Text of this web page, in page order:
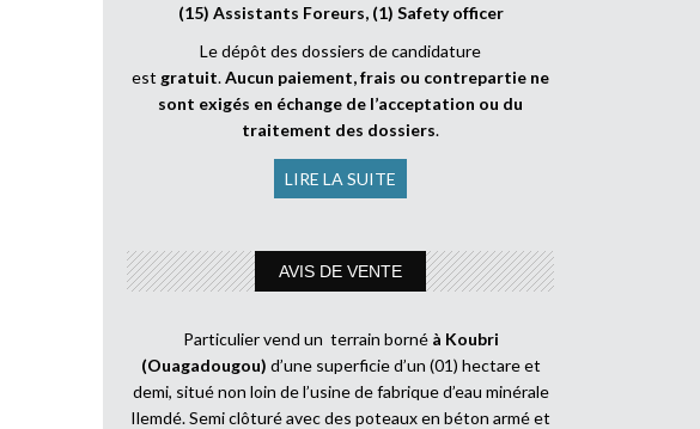
(15) Assistants Foreurs, (1) Safety officer
Le dépôt des dossiers de candidature
est gratuit.Aucun paiement, frais ou contrepartie ne
sont exigés en échange de l’acceptation ou du
traitement des dossiers.
LIRE LA SUITE
AVIS DE VENTE
Particulier vend un terrain borné à Koubri
(Ouagadougou) d’une superficie d’un (01) hectare et
demi, situé non loin de l’usine de fabrique d’eau minérale
Ilemdé. Semi clôturé avec des poteaux en béton armé et